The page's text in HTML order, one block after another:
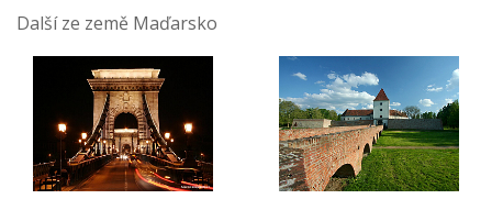
Další ze země Maďarsko